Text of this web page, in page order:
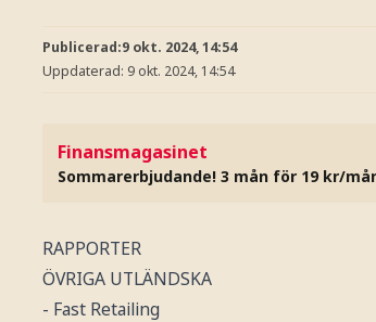
Publicerad:9 okt. 2024, 14:54
Uppdaterad: 9 okt. 2024, 14:54
Finansmagasinet
Sommarerbjudande! 3 mån för 19 kr/
RAPPORTER
ÖVRIGA UTLÄNDSKA
- Fast Retailing